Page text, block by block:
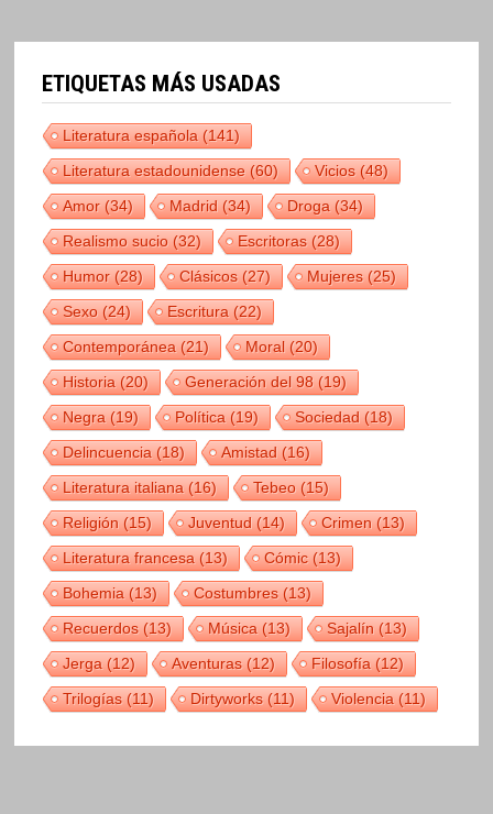
ETIQUETAS MÁS USADAS
Literatura española(141)
Literatura estadounidense(60) Vicios(48)
Amor(34) Madrid(34) Droga(34)
Realismo sucio(32) Escritoras(28)
Humor(28) Clásicos(27) Mujeres(25)
Sexo(24) Escritura(22)
Contemporánea(21) Moral(20)
Historia(20) Generación del 98(19)
Negra(19) Política(19) Sociedad(18)
Delincuencia(18) Amistad(16)
Literatura italiana(16) Tebeo(15)
Religión(15) Juventud(14) Crimen(13)
Literatura francesa(13) Cómic(13)
Bohemia(13) Costumbres(13)
Recuerdos(13) Música(13) Sajalín(13)
Jerga(12) Aventuras(12) Filosofía(12)
Trilogías(11) Dirtyworks(11) Violencia(11)